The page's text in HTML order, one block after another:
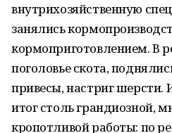
внутрихозяйственную
занялись
кормоприготовлением. В
поголовье скота,
привесы, настриг шерсти.
итог столь грандиозной,
кропотливой работы: по